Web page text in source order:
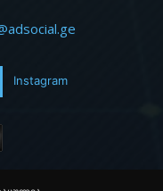
Instagram